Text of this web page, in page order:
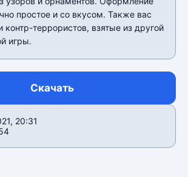
простое и со вкусом. Также вас
контр-террористов, взятые из другой
игры.
Скачать
20:31